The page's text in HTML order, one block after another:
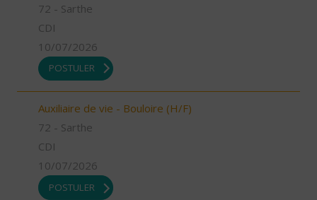
72 - Sarthe
CDI
10/07/2026
POSTULER
Auxiliaire de vie - Bouloire (H/F)
72 - Sarthe
CDI
10/07/2026
POSTULER